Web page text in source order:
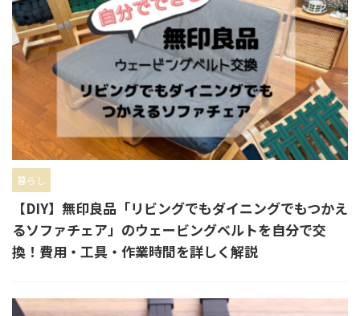
暮らし
【DIY】無印良品「リビングでもダイニングでもつかえ
るソファチェア」のウェービングベルトを自分で交
換！費用・工具・作業時間を詳しく解説